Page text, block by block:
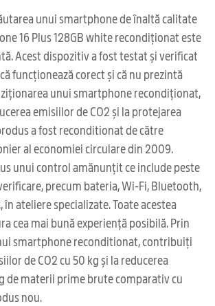
unui smartphone de înaltă calitate
16 Plus 128GB white recondiționat este
Acest dispozitiv a fost testat și verificat
funcționează corect și că nu prezintă
unui smartphone recondiționat,
emisiilor de CO2 și la protejarea
a fost reconditionat de către
al economiei circulare din 2009.
unui control amănunțit ce include peste
precum bateria, Wi-Fi, Bluetooth,
ateliere specializate. Toate acestea
cea mai bună experiență posibilă. Prin
smartphone reconditionat, contribuiți
de CO2 cu 50 kg și la reducerea
de materii prime brute comparativ cu
nou.